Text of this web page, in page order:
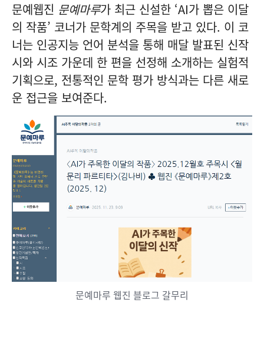
문예웹진 문예마루가 최근 신설한 ‘AI가 뽑은 이달
의 작품’ 코너가 문학계의 주목을 받고 있다. 이 코
너는 인공지능 언어 분석을 통해 매달 발표된 신작
시와 시조 가운데 한 편을 선정해 소개하는 실험적
기획으로, 전통적인 문학 평가 방식과는 다른 새로
운 접근을 보여준다.
문예마루 웹진 블로그 갈무리